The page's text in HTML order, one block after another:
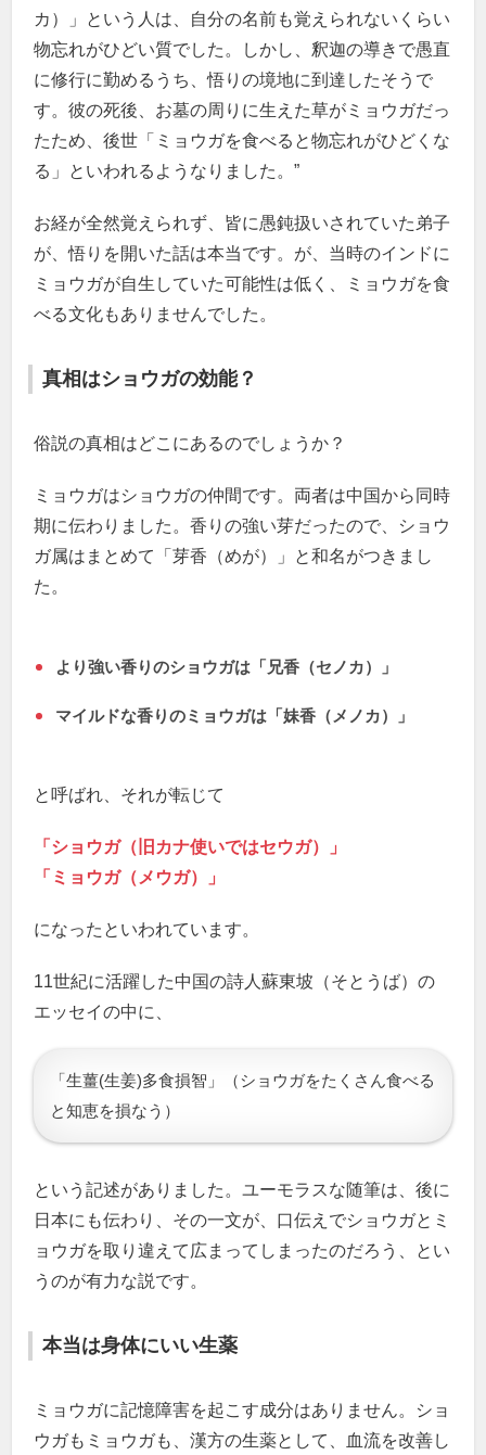
カ）」という人は、自分の名前も覚えられないくらい
物忘れがひどい質でした。しかし、釈迦の導きで愚直
に修行に勤めるうち、悟りの境地に到達したそうで
す。彼の死後、お墓の周りに生えた草がミョウガだっ
たため、後世「ミョウガを食べると物忘れがひどくな
る」といわれるようなりました。”
お経が全然覚えられず、皆に愚鈍扱いされていた弟子
が、悟りを開いた話は本当です。が、当時のインドに
ミョウガが自生していた可能性は低く、ミョウガを食
べる文化もありませんでした。
真相はショウガの効能？
俗説の真相はどこにあるのでしょうか？
ミョウガはショウガの仲間です。両者は中国から同時
期に伝わりました。香りの強い芽だったので、ショウ
ガ属はまとめて「芽香（めが）」と和名がつきまし
た。
より強い香りのショウガは「兄香（セノカ）」
マイルドな香りのミョウガは「妹香（メノカ）」
と呼ばれ、それが転じて
「ショウガ（旧カナ使いではセウガ）」
「ミョウガ（メウガ）」
になったといわれています。
11世紀に活躍した中国の詩人蘇東坡（そとうば）の
エッセイの中に、
「生薑(生姜)多食損智」（ショウガをたくさん食べる
と知恵を損なう）
という記述がありました。ユーモラスな随筆は、後に
日本にも伝わり、その一文が、口伝えでショウガとミ
ョウガを取り違えて広まってしまったのだろう、とい
うのが有力な説です。
本当は身体にいい生薬
ミョウガに記憶障害を起こす成分はありません。ショ
ウガもミョウガも、漢方の生薬として、血流を改善し